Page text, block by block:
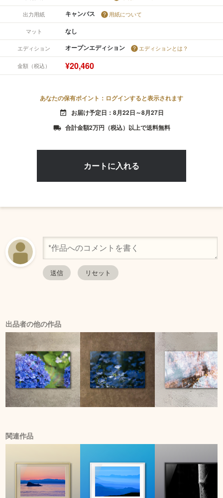
出力用紙 キャンバス 用紙について
マット なし
エディション オープンエディション エディションとは？
金額（税込） ¥20,460
あなたの保有ポイント：ログインすると表示されます
event_available お届け予定日：8月22日～8月27日
local_shipping 合計金額2万円（税込）以上で送料無料
出品者の他の作品
関連作品